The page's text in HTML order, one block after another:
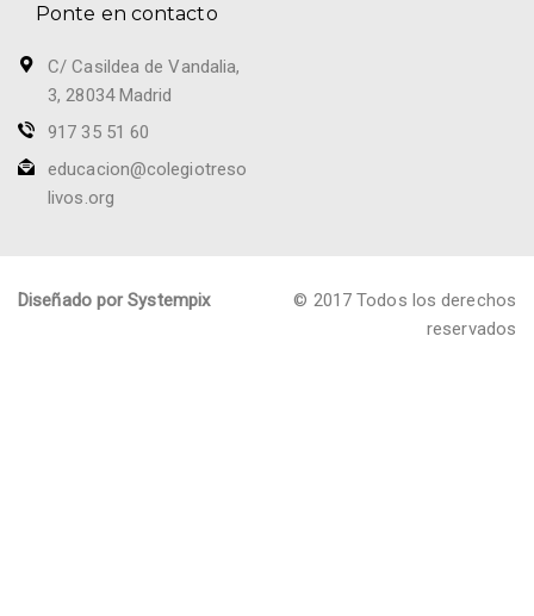
Ponte en contacto
C/ Casildea de Vandalia,
3, 28034 Madrid
917 35 51 60
educacion@colegiotreso
livos.org
Diseñado por Systempix
© 2017 Todos los derechos
reservados